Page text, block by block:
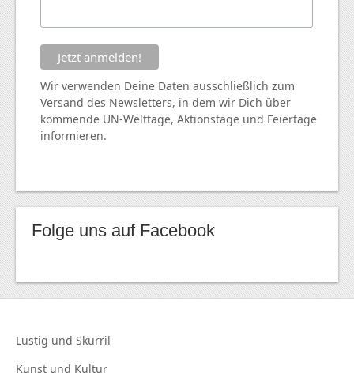
Wir verwenden Deine Daten ausschließlich zum
Versand des Newsletters, in dem wir Dich über
kommende UN-Welttage, Aktionstage und Feiertage
informieren.
Folge uns auf Facebook
Lustig und Skurril
Kunst und Kultur